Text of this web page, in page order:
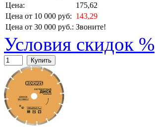
Цена:
175,62
Цена от 10 000 руб: 143,29
Цена от 30 000 руб.: Звоните!
Условия скидок %
Купить